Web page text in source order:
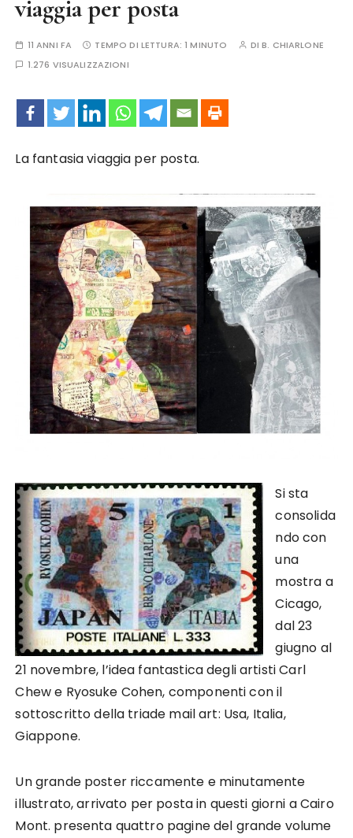
viaggia per posta
11 ANNI FA TEMPO DI LETTURA:1 MINUTO DIB. CHIARLONE
1.276 VISUALIZZAZIONI
La fantasia viaggia per posta.
Si sta
consolida
ndo con
una
mostra a
Cicago,
dal 23
giugno al
21 novembre, l’idea fantastica degli artisti Carl
Chew e Ryosuke Cohen, componenti con il
sottoscritto della triade mail art: Usa, Italia,
Giappone.
Un grande poster riccamente e minutamente
illustrato, arrivato per posta in questi giorni a Cairo
Mont. presenta quattro pagine del grande volume